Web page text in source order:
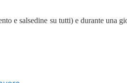
e salsedine su tutti) e durante una